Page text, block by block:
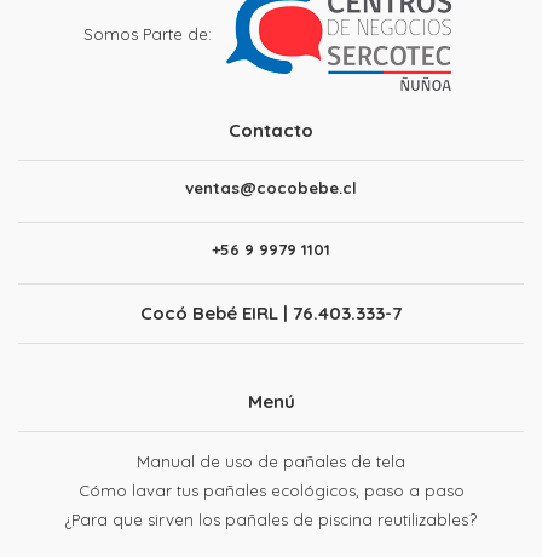
Somos Parte de:
Contacto
ventas@cocobebe.cl
+56 9 9979 1101
Cocó Bebé EIRL | 76.403.333-7
Menú
Manual de uso de pañales de tela
Cómo lavar tus pañales ecológicos, paso a paso
¿Para que sirven los pañales de piscina reutilizables?